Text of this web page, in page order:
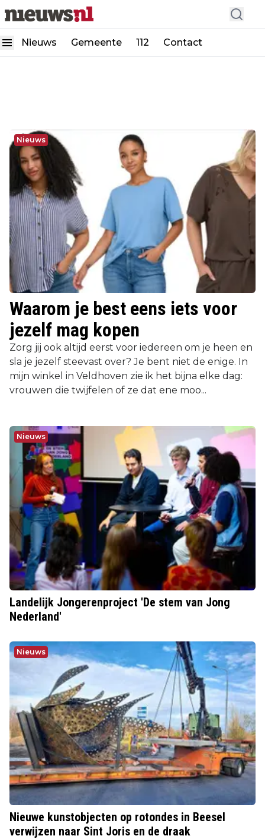
Nieuws Gemeente 112 Contact
Nieuws
Waarom je best eens iets voor
jezelf mag kopen
Zorg jij ook altijd eerst voor iedereen om je heen en
sla je jezelf steevast over? Je bent niet de enige. In
mijn winkel in Veldhoven zie ik het bijna elke dag:
vrouwen die twijfelen of ze dat ene moo...
Nieuws
Landelijk Jongerenproject 'De stem van Jong
Nederland'
Nieuws
Nieuwe kunstobjecten op rotondes in Beesel
verwijzen naar Sint Joris en de draak